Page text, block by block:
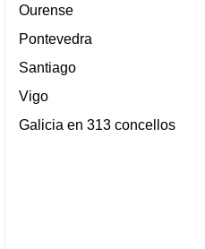
Ourense
Pontevedra
Santiago
Vigo
Galicia en 313 concellos